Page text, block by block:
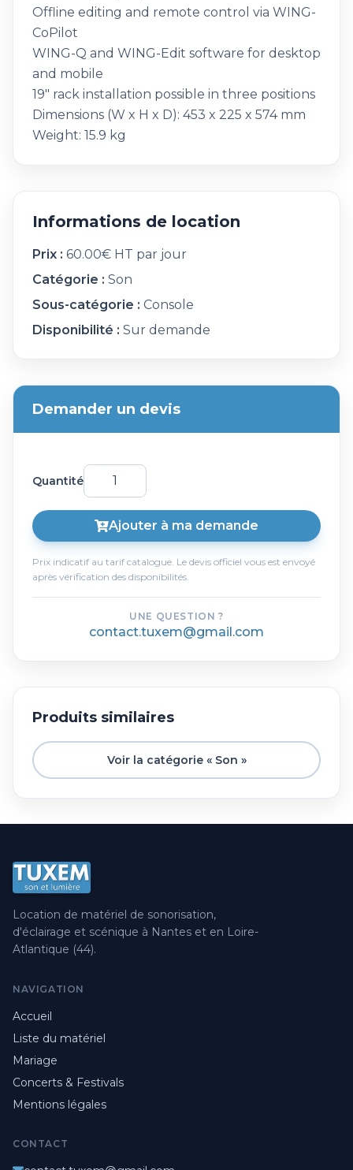
Offline editing and remote control via WING-
CoPilot
WING-Q and WING-Edit software for desktop
and mobile
19" rack installation possible in three positions
Dimensions (W x H x D): 453 x 225 x 574 mm
Weight: 15.9 kg
Informations de location
Prix : 60.00€ HT par jour
Catégorie : Son
Sous-catégorie : Console
Disponibilité : Sur demande
Demander un devis
Quantité
Ajouter à ma demande
Prix indicatif au tarif catalogue. Le devis officiel vous est envoyé
après vérification des disponibilités.
UNE QUESTION ?
contact.tuxem@gmail.com
Produits similaires
Voir la catégorie « Son »
Location de matériel de sonorisation,
d'éclairage et scénique à Nantes et en Loire-
Atlantique (44).
NAVIGATION
Accueil
Liste du matériel
Mariage
Concerts & Festivals
Mentions légales
CONTACT